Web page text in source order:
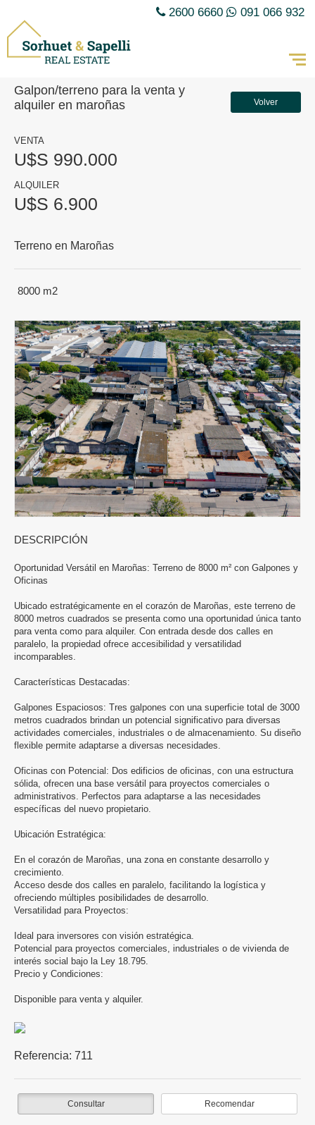
2600 6660 091 066 932
Volver
Galpon/terreno para la venta y
alquiler en maroñas
VENTA
U$S 990.000
ALQUILER
U$S 6.900
Terreno en Maroñas
8000 m2
DESCRIPCIÓN
Oportunidad Versátil en Maroñas: Terreno de 8000 m² con Galpones y
Oficinas
Ubicado estratégicamente en el corazón de Maroñas, este terreno de
8000 metros cuadrados se presenta como una oportunidad única tanto
para venta como para alquiler. Con entrada desde dos calles en
paralelo, la propiedad ofrece accesibilidad y versatilidad
incomparables.
Características Destacadas:
Galpones Espaciosos: Tres galpones con una superficie total de 3000
metros cuadrados brindan un potencial significativo para diversas
actividades comerciales, industriales o de almacenamiento. Su diseño
flexible permite adaptarse a diversas necesidades.
Oficinas con Potencial: Dos edificios de oficinas, con una estructura
sólida, ofrecen una base versátil para proyectos comerciales o
administrativos. Perfectos para adaptarse a las necesidades
específicas del nuevo propietario.
Ubicación Estratégica:
En el corazón de Maroñas, una zona en constante desarrollo y
crecimiento.
Acceso desde dos calles en paralelo, facilitando la logística y
ofreciendo múltiples posibilidades de desarrollo.
Versatilidad para Proyectos:
Ideal para inversores con visión estratégica.
Potencial para proyectos comerciales, industriales o de vivienda de
interés social bajo la Ley 18.795.
Precio y Condiciones:
Disponible para venta y alquiler.
Referencia: 711
Consultar Recomendar